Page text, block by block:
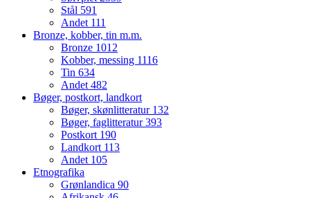
Stål 591
Andet 111
Bronze, kobber, tin m.m.
Bronze 1012
Kobber, messing 1116
Tin 634
Andet482
Bøger, postkort, landkort
Bøger, skønlitteratur 132
Bøger, faglitteratur393
Postkort 190
Landkort 113
Andet 105
Etnografika
Grønlandica 90